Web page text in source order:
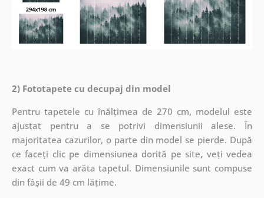
2) Fototapete cu decupaj din model
Pentru tapetele cu înălțimea de 270 cm, modelul este
ajustat pentru a se potrivi dimensiunii alese. În
majoritatea cazurilor, o parte din model se pierde. După
ce faceți clic pe dimensiunea dorită pe site, veți vedea
exact cum va arăta tapetul. Dimensiunile sunt compuse
din fâșii de 49 cm lățime.